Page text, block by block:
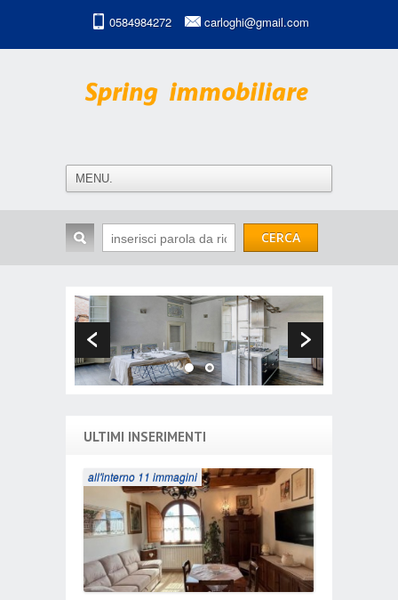
0584984272 carloghi@gmail.com
ULTIMI INSERIMENTI
all'interno 11 immagini